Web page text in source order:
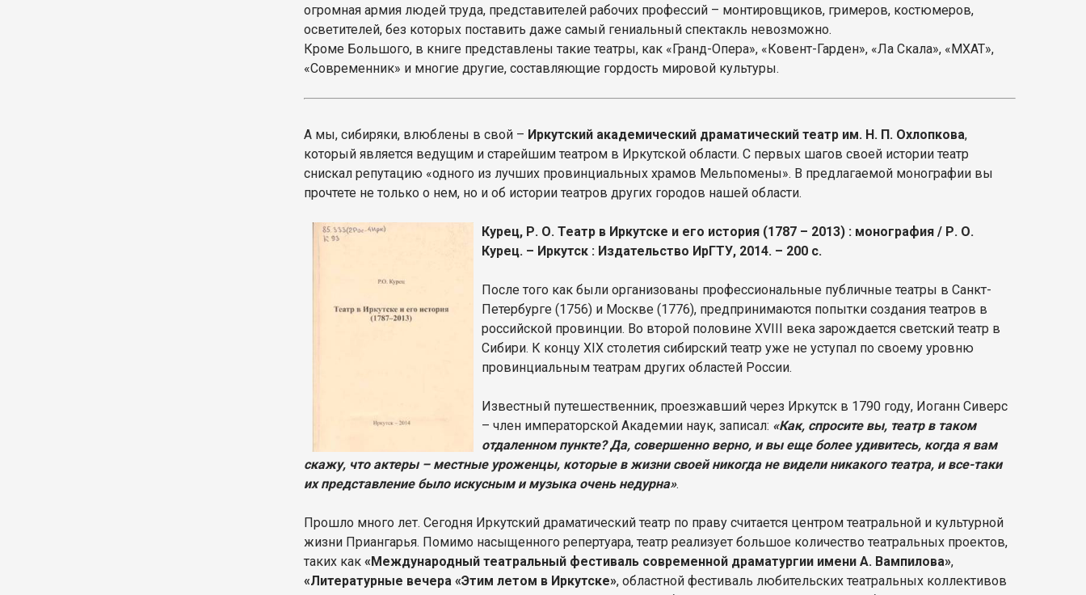
огромная армия людей труда, представителей рабочих профессий – монтировщиков, гримеров, костюмеров,
осветителей, без которых поставить даже самый гениальный спектакль невозможно.
Кроме Большого, в книге представлены такие театры, как «Гранд-Опера», «Ковент-Гарден», «Ла Скала», «МХАТ»,
«Современник» и многие другие, составляющие гордость мировой культуры.
А мы, сибиряки, влюблены в свой – Иркутский академический драматический театр им. Н. П. Охлопкова,
который является ведущим и старейшим театром в Иркутской области. С первых шагов своей истории театр
снискал репутацию «одного из лучших провинциальных храмов Мельпомены». В предлагаемой монографии вы
прочтете не только о нем, но и об истории театров других городов нашей области.
Курец, Р. О. Театр в Иркутске и его история (1787 – 2013) : монография / Р. О.
Курец. – Иркутск : Издательство ИрГТУ, 2014. – 200 с.
После того как были организованы профессиональные публичные театры в Санкт-
Петербурге (1756) и Москве (1776), предпринимаются попытки создания театров в
российской провинции. Во второй половине XVIII века зарождается светский театр в
Сибири. К концу XIX столетия сибирский театр уже не уступал по своему уровню
провинциальным театрам других областей России.
Известный путешественник, проезжавший через Иркутск в 1790 году, Иоганн Сиверс
– член императорской Академии наук, записал: «Как, спросите вы, театр в таком
отдаленном пункте? Да, совершенно верно, и вы еще более удивитесь, когда я вам
скажу, что актеры – местные уроженцы, которые в жизни своей никогда не видели никакого театра, и все-таки
их представление было искусным и музыка очень недурна».
Прошло много лет. Сегодня Иркутский драматический театр по праву считается центром театральной и культурной
жизни Приангарья. Помимо насыщенного репертуара, театр реализует большое количество театральных проектов,
таких как«Международный театральный фестиваль современной драматургии имени А. Вампилова»,
«Литературные вечера «Этим летом в Иркутске», областной фестиваль любительских театральных коллективов